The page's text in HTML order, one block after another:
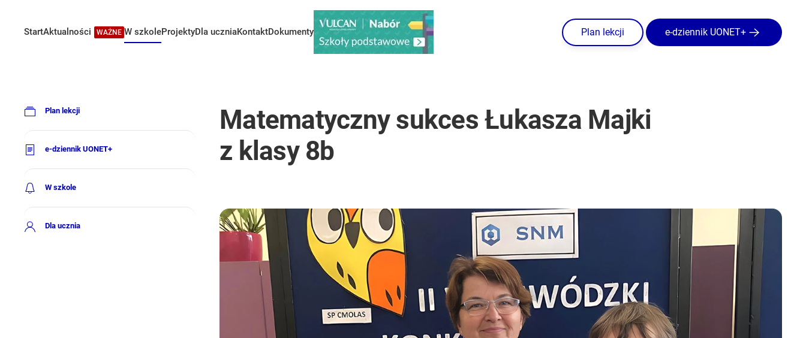
StartAktualności WAŻNE W szkoleProjektyDla uczniaKontaktDokumenty Plan lekcji e-dziennik UONET+
Plan lekcji
e-dziennik UONET+
W szkole
Dla ucznia
Matematyczny sukces Łukasza Majki
z klasy 8b